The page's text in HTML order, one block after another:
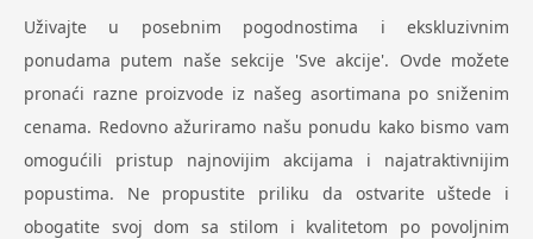
Uživajte u posebnim pogodnostima i ekskluzivnim
ponudama putem naše sekcije 'Sve akcije'. Ovde možete
pronaći razne proizvode iz našeg asortimana po sniženim
cenama. Redovno ažuriramo našu ponudu kako bismo vam
omogućili pristup najnovijim akcijama i najatraktivnijim
popustima. Ne propustite priliku da ostvarite uštede i
obogatite svoj dom sa stilom i kvalitetom po povoljnim